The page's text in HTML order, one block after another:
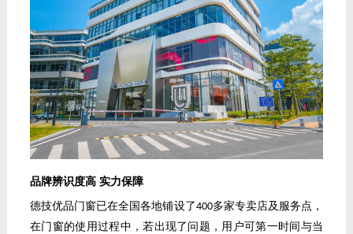
品牌辨识度高实力保障
德技优品门窗已在全国各地铺设了400多家专卖店及服务点，
在门窗的使用过程中，若出现了问题，用户可第一时间与当